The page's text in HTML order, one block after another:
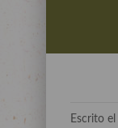
Escrito el